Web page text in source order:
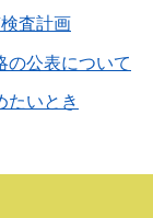
査計画
の公表について
たいとき